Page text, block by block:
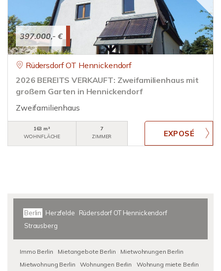
397.000,- €
Rüdersdorf OT Hennickendorf
2026 BEREITS VERKAUFT: Zweifamilienhaus mit
großem Garten in Hennickendorf
Zweifamilienhaus
163 m²
WOHNFLÄCHE
7
ZIMMER
Berlin Herzfelde
Rüdersdorf OT Hennickendorf
Strausberg
Immo Berlin Mietangebote Berlin
Mietwohnungen Berlin
Mietwohnung Berlin
Wohnungen Berlin
Wohnung miete Berlin